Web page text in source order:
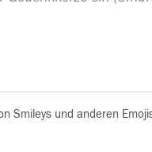
Smileys und anderen